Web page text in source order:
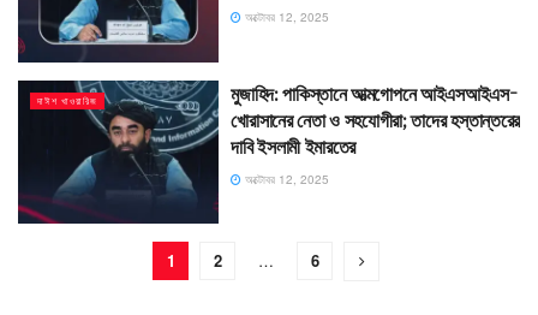
অক্টোবর 12, 2025
দাঈশ খাওয়ারিজ
মুজাহিদ: পাকিস্তানে আত্মগোপনে আইএসআইএস-
খোরাসানের নেতা ও সহযোগীরা; তাদের হস্তান্তরের
দাবি ইসলামী ইমারতের
অক্টোবর 12, 2025
1 2 … 6